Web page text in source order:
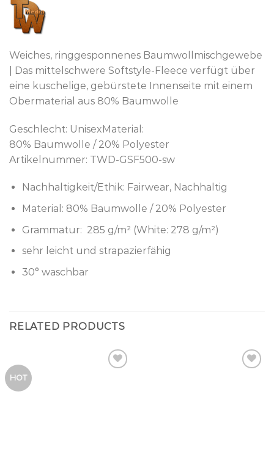
Weiches, ringgesponnenes Baumwollmischgewebe
| Das mittelschwere Softstyle-Fleece verfügt über
eine kuschelige, gebürstete Innenseite mit einem
Obermaterial aus 80% Baumwolle
Geschlecht: UnisexMaterial:
80% Baumwolle / 20% Polyester
Artikelnummer: TWD-GSF500-sw
Nachhaltig­keit/Ethik: Fairwear, Nachhaltig
Material: 80% Baumwolle / 20% Polyester
Grammatur: 285 g/m² (White: 278 g/m²)
sehr leicht und strapazierfähig
30° waschbar
RELATED PRODUCTS
HOT